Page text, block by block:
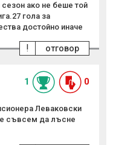
ако не беше той
гола за
достойно иначе
отговор
!
1 0
Леваковски
съвсем да лъсне